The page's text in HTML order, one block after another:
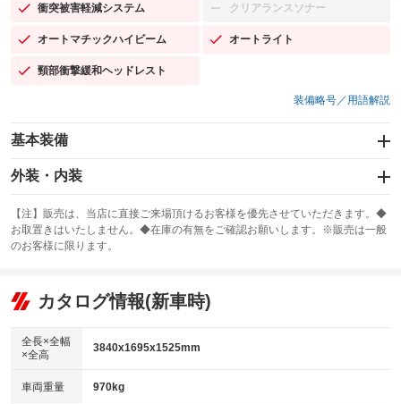
衝突被害軽減システム
：装備あり クリアランスソナー
：装備なし
オートマチックハイビーム
：装備あり オートライト
：装備あり
頸部衝撃緩和ヘッドレスト
：装備あり
装備略号／用語解説
基本装備
エアバッグ：運転席/助手席/サイド
：装備あり
：装備なし
サンルーフ
：装備なし ABS
リフトアップ
：装備なし
：装備なし
パワーウィンドウ
アイドリングストップ
：装備あり
外装・内装
カーナビ：メモリーナビ他
：装備あり
TV：フルセグ
：装備あり
ビジュアル：-／DVD再生
：装備あり
アルミホイール：16インチ
：装備あり
【注】販売は、当店に直接ご来場頂けるお客様を優先させていただきます。◆
お取置きはいたしません。◆在庫の有無をご確認お願いします。※販売は一般
のお客様に限ります。
カタログ情報(新車時)
全長×全幅
×全高
3840x1695x1525mm
車両重量 970kg